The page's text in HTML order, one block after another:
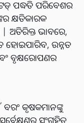
ପଦ୍ଧତି ପରିବେଶର
କ୍ଷତିକାରକ
| ଅତିରିକ୍ତ ଭାବରେ,
ଉନ୍ନତ
ବୃକ୍ଷରୋପଣର
କୃଷକମାନଙ୍କୁ
ସଂଗୃହିତ